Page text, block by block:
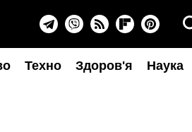
Техно Здоров'я Наука